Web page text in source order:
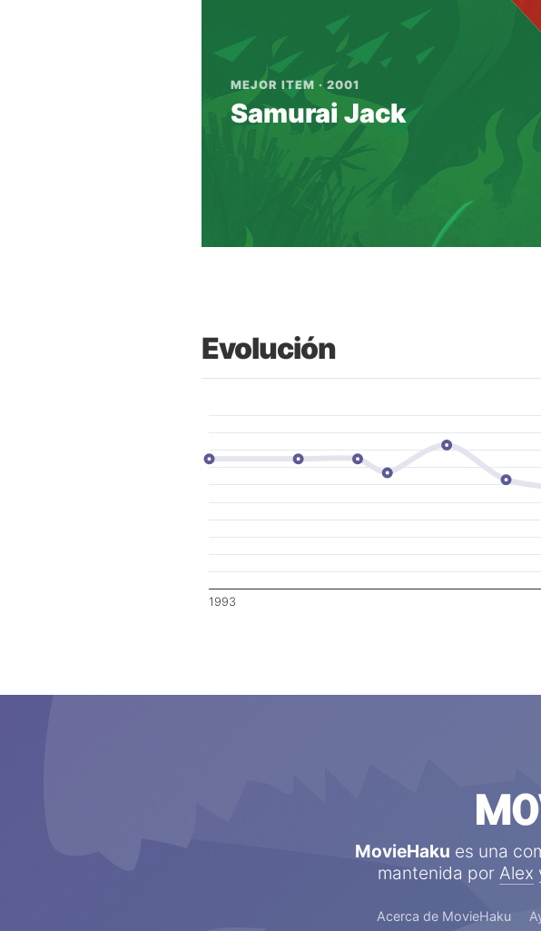
MEJOR ITEM · 2001
Samurai Jack
Evolución
1993
MovieHaku es una
mantenida por Alex
Acerca de MovieHaku